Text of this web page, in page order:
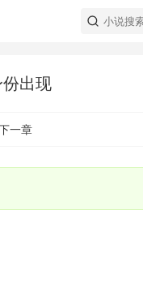
出现
一章